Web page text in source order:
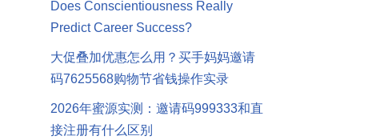
Does Conscientiousness Really
Predict Career Success?
大促叠加优惠怎么用？买手妈妈邀请
码7625568购物节省钱操作实录
2026年蜜源实测：邀请码999333和直
接注册有什么区别